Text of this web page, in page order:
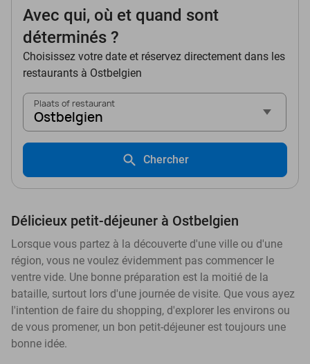
Avec qui, où et quand sont
déterminés ?
Choisissez votre date et réservez directement dans les
restaurants à Ostbelgien
Plaats of restaurant
Ostbelgien
Chercher
Délicieux petit-déjeuner à Ostbelgien
Lorsque vous partez à la découverte d'une ville ou d'une
région, vous ne voulez évidemment pas commencer le
ventre vide. Une bonne préparation est la moitié de la
bataille, surtout lors d'une journée de visite. Que vous ayez
l'intention de faire du shopping, d'explorer les environs ou
de vous promener, un bon petit-déjeuner est toujours une
bonne idée.